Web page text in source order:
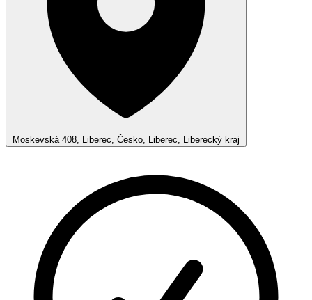
Moskevská 408, Liberec, Česko, Liberec, Liberecký kraj